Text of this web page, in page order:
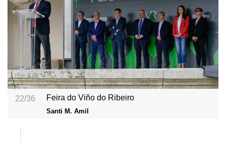
22/36 Feira do Viño do Ribeiro
Santi M. Amil